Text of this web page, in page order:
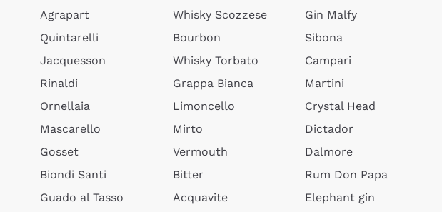
Agrapart
Quintarelli
Jacquesson
Rinaldi
Ornellaia
Mascarello
Gosset
Biondi Santi
Guado al Tasso
Whisky Scozzese
Bourbon
Whisky Torbato
Grappa Bianca
Limoncello
Mirto
Vermouth
Bitter
Acquavite
Gin Malfy
Sibona
Campari
Martini
Crystal Head
Dictador
Dalmore
Rum Don Papa
Elephant gin